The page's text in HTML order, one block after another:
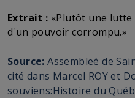
Extrait : «Plutôt une
d'un pouvoir corrompu.»
Source: Assembleé de
cité dans Marcel ROY et
souviens:Histoire du